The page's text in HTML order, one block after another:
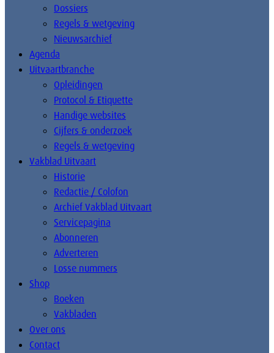
Dossiers
Regels & wetgeving
Nieuwsarchief
Agenda
Uitvaartbranche
Opleidingen
Protocol & Etiquette
Handige websites
Cijfers & onderzoek
Regels & wetgeving
Vakblad Uitvaart
Historie
Redactie / Colofon
Archief Vakblad Uitvaart
Servicepagina
Abonneren
Adverteren
Losse nummers
Shop
Boeken
Vakbladen
Over ons
Contact